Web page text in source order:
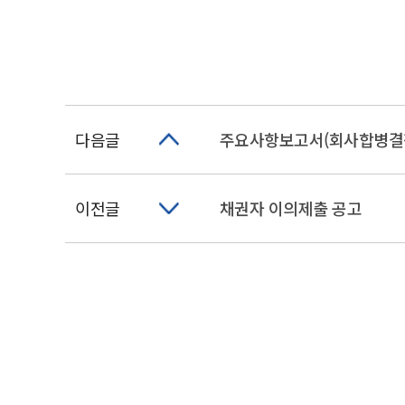
다음글 주요사항보고서(회사합병
이전글 채권자 이의제출 공고